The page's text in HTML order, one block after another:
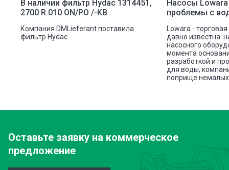
В наличии фильтр Hydac 1314451,
2700 R 010 ON/PO /-KB
Компания DMLieferant поставила
фильтр Hydac.
Насосы
проблемы с
Lowara -
давно известна
насосного
момента
разработкой и
для воды,
поприще немалых
Оставьте заявку на коммерческое
предложение